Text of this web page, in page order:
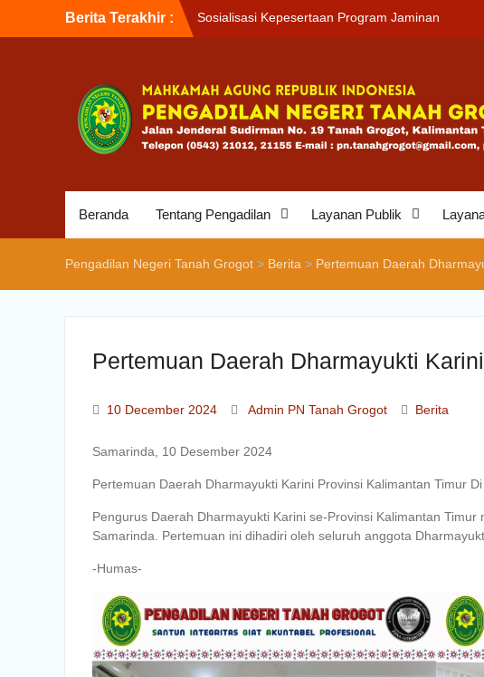
Berita Terakhir :
Sosialisasi Kepesertaan Program Jaminan
Briefin Petugas PTSP Hari Senin, 3
Agustus 2026
Briefing Petugas PTSP Hari Kamis
Tanggal 6 Agustus 2026
Beranda Tentang Pengadilan Layanan Publik
Pengadilan Negeri Tanah Grogot > Berita > Pertemuan Daerah
Pertemuan Daerah Dharmayukti
10 December 2024 Admin PN Tanah Grogot Berita
Samarinda, 10 Desember 2024
Pertemuan Daerah Dharmayukti Karini Provinsi Kalimantan Timur
Pengurus Daerah Dharmayukti Karini se-Provinsi Kalimantan
Samarinda. Pertemuan ini dihadiri oleh seluruh anggota
-Humas-